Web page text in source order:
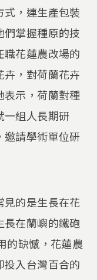
，連生產包裝
掌握種原的技
花蓮農改場的
，對荷蘭花卉
表示，荷蘭對種
一組人長期研
邀請學術單位研
的是生長在花
長在蘭嶼的鐵砲
的缺憾，花蓮農
入台灣百合的